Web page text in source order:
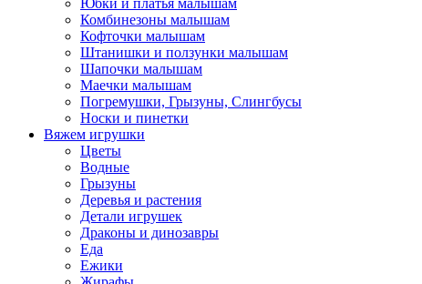
Юбки и платья малышам
Комбинезоны малышам
Кофточки малышам
Штанишки и ползунки малышам
Шапочки малышам
Маечки малышам
Погремушки, Грызуны, Слингбусы
Носки и пинетки
Вяжем игрушки
Цветы
Водные
Грызуны
Деревья и растения
Детали игрушек
Драконы и динозавры
Еда
Ежики